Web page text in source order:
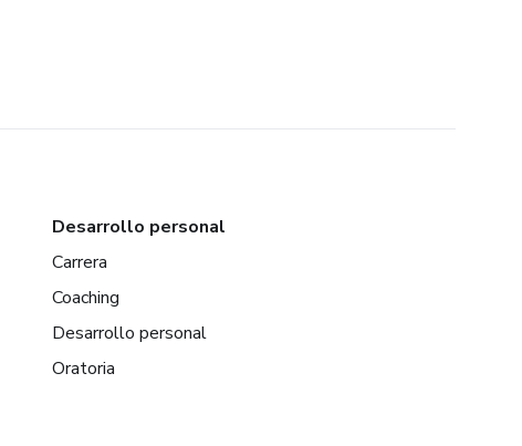
Desarrollo personal
Carrera
Coaching
Desarrollo personal
Oratoria